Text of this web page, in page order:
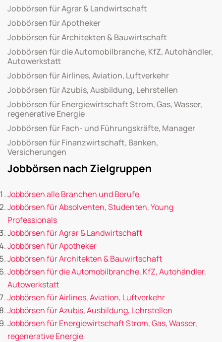
Jobbörsen für Agrar & Landwirtschaft
Jobbörsen für Apotheker
Jobbörsen für Architekten & Bauwirtschaft
Jobbörsen für die Automobilbranche, KfZ, Autohändler,
Autowerkstatt
Jobbörsen für Airlines, Aviation, Luftverkehr
Jobbörsen für Azubis, Ausbildung, Lehrstellen
Jobbörsen für Energiewirtschaft Strom, Gas, Wasser,
regenerative Energie
Jobbörsen für Fach- und Führungskräfte, Manager
Jobbörsen für Finanzwirtschaft, Banken,
Versicherungen
Jobbörsen nach Zielgruppen
Jobbörsen alle Branchen und Berufe
Jobbörsen für Absolventen, Studenten, Young
Professionals
Jobbörsen für Agrar & Landwirtschaft
Jobbörsen für Apotheker
Jobbörsen für Architekten & Bauwirtschaft
Jobbörsen für die Automobilbranche, KfZ, Autohändler,
Autowerkstatt
Jobbörsen für Airlines, Aviation, Luftverkehr
Jobbörsen für Azubis, Ausbildung, Lehrstellen
Jobbörsen für Energiewirtschaft Strom, Gas, Wasser,
regenerative Energie